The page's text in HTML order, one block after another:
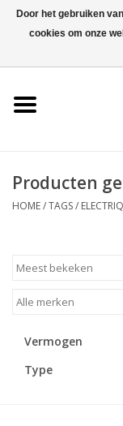
Accessoires
Blog
Producten
HOME/TAGS/
Vermogen
Type
Door het gebruiken
cookies om onze